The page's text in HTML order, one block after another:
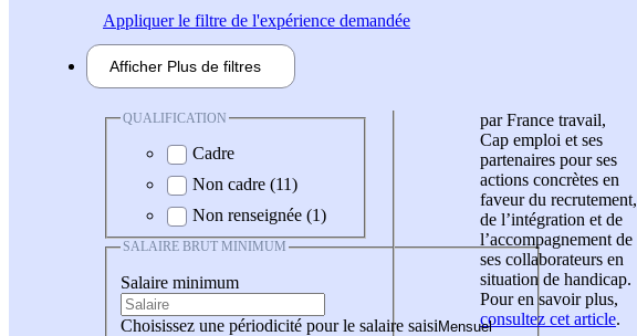
Appliquerle filtre de l'expérience demandée
Afficher Plus de filtres
QUALIFICATION
Cadre
Non cadre (11)
Non renseignée (1)
SALAIRE BRUT MINIMUM
Salaire minimum
Choisissez une périodicité pour le salaire saisi
par France travail,
Cap emploi et ses
partenaires pour ses
actions concrètes en
faveur du recrutement,
de l’intégration et de
l’accompagnement de
ses collaborateurs en
situation de handicap.
Pour en savoir plus,
consultez cet article.